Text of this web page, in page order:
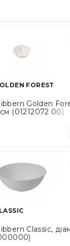
FOREST
Golden
(01212072 00)
Classic,